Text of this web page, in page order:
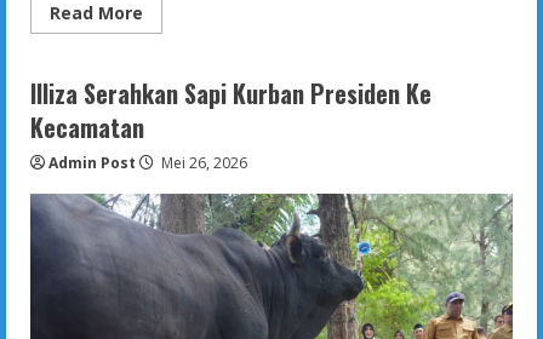
Read More
more
Banda
Aceh
Distribusikan
Hewan
ke
Gampong
Illiza Serahkan Sapi Kurban Presiden Ke
Kecamatan
Admin Post Mei 26, 2026